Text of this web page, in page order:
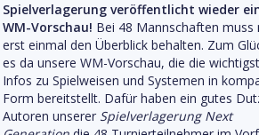
Spielverlagerung veröffentlicht wieder
WM-Vorschau! Bei 48 Mannschaften muss
erst einmal den Überblick behalten. Zum
es da unsere WM-Vorschau, die die
Infos zu Spielweisen und Systemen in
Form bereitstellt. Dafür haben ein gutes
Autoren unserer Spielverlagerung Next